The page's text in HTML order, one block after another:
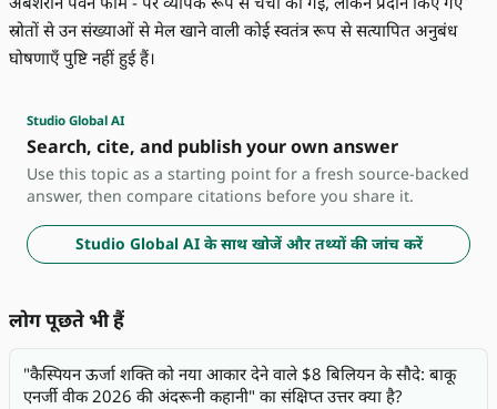
स्रोतों से उन संख्याओं से मेल खाने वाली कोई स्वतंत्र रूप से सत्यापित अनुबंध
घोषणाएँ पुष्टि नहीं हुई हैं।
Studio Global AI
Search, cite, and publish your own answer
Use this topic as a starting point for a fresh source-backed
answer, then compare citations before you share it.
Studio Global AI के साथ खोजें और तथ्यों की जांच करें
लोग पूछते भी हैं
"कैस्पियन ऊर्जा शक्ति को नया आकार देने वाले $8 बिलियन के सौदे: बाकू
एनर्जी वीक 2026 की अंदरूनी कहानी" का संक्षिप्त उत्तर क्या है?